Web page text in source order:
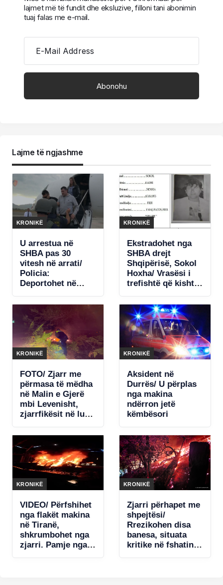
lajmet më të fundit dhe eksluzive, filloni tani abonimin
tuaj falas me e-mail.
E-Mail Address
Lajme të ngjashme
KRONIKË
U arrestua në
SHBA pas 30
vitesh në arrati/
Policia:
Deportohet në
Hoxha, i dënuar
për 3 vrasje në
Shqipëri dhe në
Belgjikë
KRONIKË
Ekstradohet nga
SHBA drejt
Shqipërisë, Sokol
Hoxha/ Vrasësi i
trefishtë që kishte
për 30 vite
KRONIKË
FOTO/ Zjarr me
përmasa të mëdha
në Malin e Gjerë
mbi Levenisht,
zjarrfikësit në luftë
KRONIKË
Aksident në
Durrës/ U përplas
nga makina
ndërron jetë
këmbësori
KRONIKË
VIDEO/ Përfshihet
nga flakët makina
në Tiranë,
shkrumbohet nga
zjarri. Pamje nga
KRONIKË
Zjarri përhapet me
shpejtësi/
Rrezikohen disa
banesa, situata
kritike në fshatin